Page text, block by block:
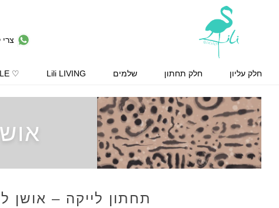
חלק עליון חלק תחתון שלמים Lili LIVING
♡ SALE
תחתון לייקה – אושן